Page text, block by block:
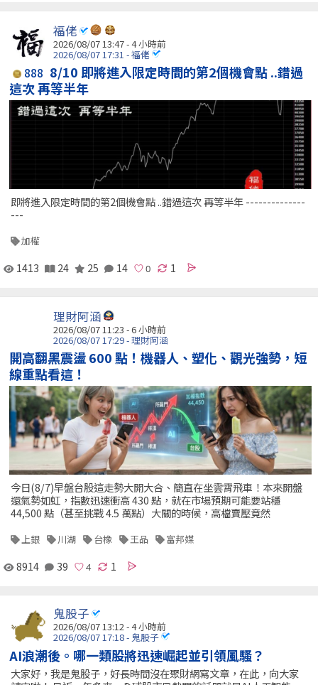
福佬
2026/08/07 13:47 -4 小時前
2026/08/07 17:31 - 福佬
888 8/10 即將進入限定時間的第2個機會點 ..錯過
這次 再等半年
即將進入限定時間的第2個機會點 ..錯過這次 再等半年 --------------
---
加權
1413 24 25 14 1
理財阿涵
2026/08/07 11:23 -6 小時前
2026/08/07 17:29 - 理財阿涵
開高翻黑震盪 600 點！機器人、塑化、觀光強勢，短
線重點看這！
今日(8/7)早盤台股這走勢大開大合、簡直在坐雲霄飛車！本來開盤
還氣勢如虹，指數迅速衝高 430 點，就在市場預期可能要站穩
44,500 點（甚至挑戰 4.5 萬點）大關的時候，高檔賣壓竟然
上銀 川湖 台橡 王品 富邦媒
8914 39 1
鬼股子
2026/08/07 13:12 -4 小時前
2026/08/07 17:18 - 鬼股子
AI浪潮後。哪一類股將迅速崛起並引領風騷？
大家好，我是鬼股子，好長時間沒在聚財網寫文章，在此，向大家